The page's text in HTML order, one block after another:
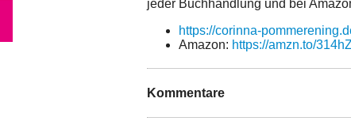
jeder Buchhandlung und bei
https://corinna-
Amazon: https://amzn.to/
Kommentare